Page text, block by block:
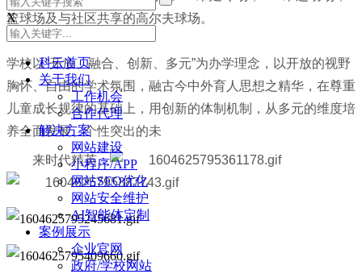
X
科云首页
关于我们
工作机会
合作代理
解决方案
网站建设
小程序/APP
网站SEO优化
网站安全维护
AI智能体定制
案例展示
企业官网
政府/学校网站
篮球场及与社区共享的高尔夫球场。
学校以“开放、融合、创新、多元”为办学理念，以开放的视野
胸怀、自由的学术氛围，融古今中外育人思想之精华，在尊重
儿童成长规律的基础上，用创新的体制机制，从多元的维度培
养全面发展、个性突出的未
来时代精英。